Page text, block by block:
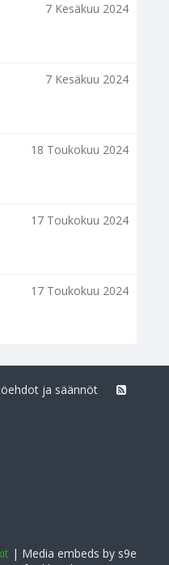
7 Kesäkuu 2024
7 Kesäkuu 2024
18 Toukokuu 2024
17 Toukokuu 2024
17 Toukokuu 2024
ja säännöt
| Media embeds by s9e